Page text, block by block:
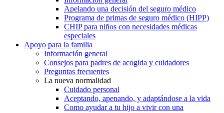
Apelando una decisión del seguro médico
Programa de primas de seguro médico (HIPP)
CHIP para niños con necesidades médicas
especiales
Apoyo para la familia
Información general
Consejos para padres de acogida y cuidadores
Preguntas frecuentes
La nueva normalidad
Cuidado personal
Aceptando, apenando, y adaptándose a la vida
Como ayudar a tu hijo a vivir con una